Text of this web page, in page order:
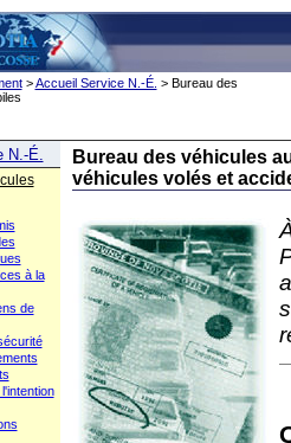
>Accueil Service N.-É. > Bureau des
N.-É.
à la
de
Bureau des véhicules
véhicules volés et